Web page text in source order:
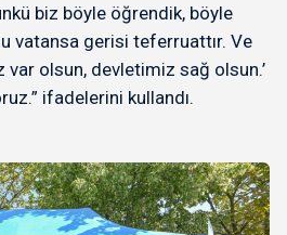
biz böyle öğrendik, böyle
vatansa gerisi teferruattır. Ve
var olsun, devletimiz sağ olsun.’
ifadelerini kullandı.